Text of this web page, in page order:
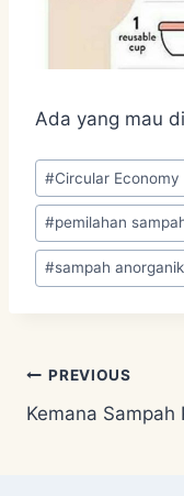
Ada yang mau
Post
Tags:
#Circular Economy
#pemilahan
#sampah anorganik
Post
navigation
PREVIOUS
Kemana Sampah